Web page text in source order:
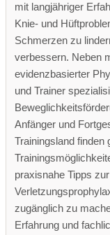
mit langjähriger
Knie- und
Schmerzen zu
verbessern. Neben
evidenzbasierter
und Trainer
Anfänger und
Trainingsland
praxisnahe Tipps
zugänglich zu
Erfahrung und